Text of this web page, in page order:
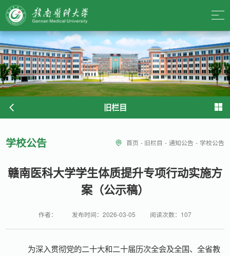
旧栏目
学校公告 首页 - 旧栏目 - 通知公告 - 学校公告
赣南医科大学学生体质提升专项行动实施方
案（公示稿）
作者： 发布时间：2026-03-05 阅读次数： 107
为深入贯彻党的二十大和二十届历次全会及全国、全省教